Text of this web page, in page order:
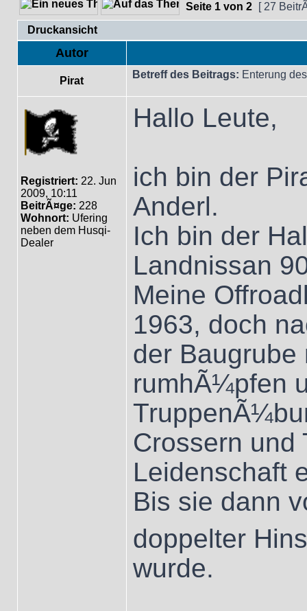
Seite 1 von 2
[ 27
Druckansicht
Autor
Pirat
Betreff des Beitrags: Enterung
Registriert: 22. Jun
2009, 10:11
BeitrÃ¤ge: 228
Wohnort: Ufering
neben dem Husqi-
Dealer
Hallo Leute,
ich bin der
Anderl.
Ich bin der
Landnissan
Meine
1963, doch
der Baugrube
rumhÃ¼pfen
Crossern und
Leidenschaft
Bis sie dann
doppelter
wurde.